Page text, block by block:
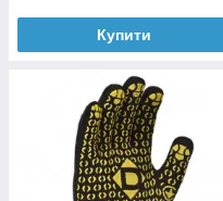
Купити